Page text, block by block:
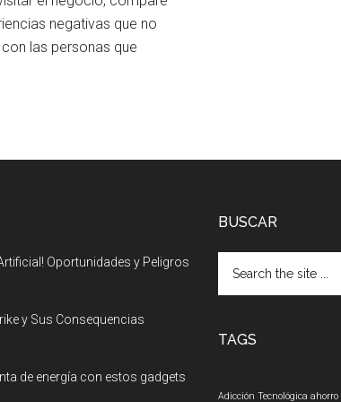
negativas que no
las personas que
Oportunidades y Peligros
y Sus Consequencias
de energía con estos gadgets
BUSCAR
the
TAGS
Adicción Tecnológica ahorro